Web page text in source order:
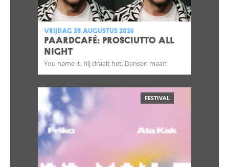
vrijdag 28 augustus 2026
Paardcafé: Prosciutto All
Night
You name it, hij draait het. Dansen maar!
FESTIVAL